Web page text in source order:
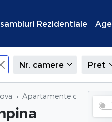
Rezidentiale
Nr. camere Pret
Apartamente de inchiriat